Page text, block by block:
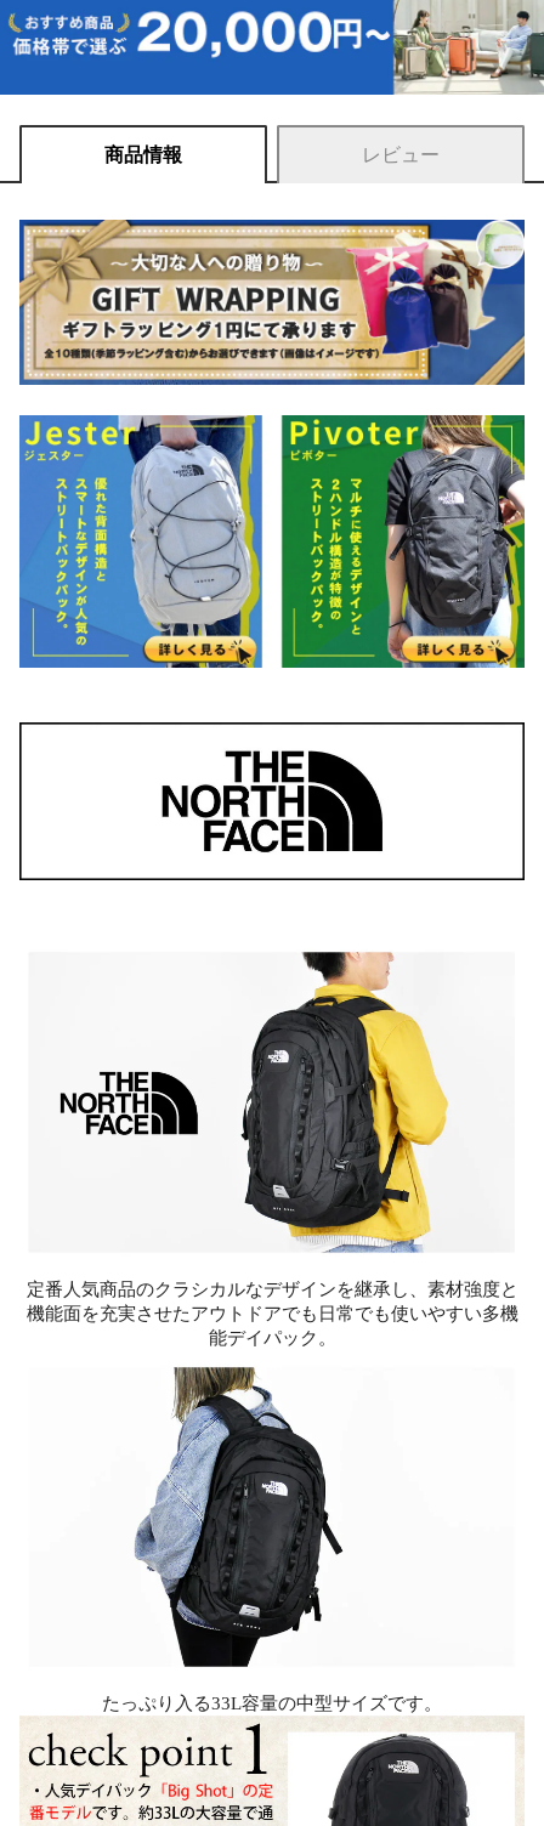
商品情報 レビュー
定番人気商品のクラシカルなデザインを継承し、素材強度と
機能面を充実させたアウトドアでも日常でも使いやすい多機
能デイパック。
たっぷり入る33L容量の中型サイズです。